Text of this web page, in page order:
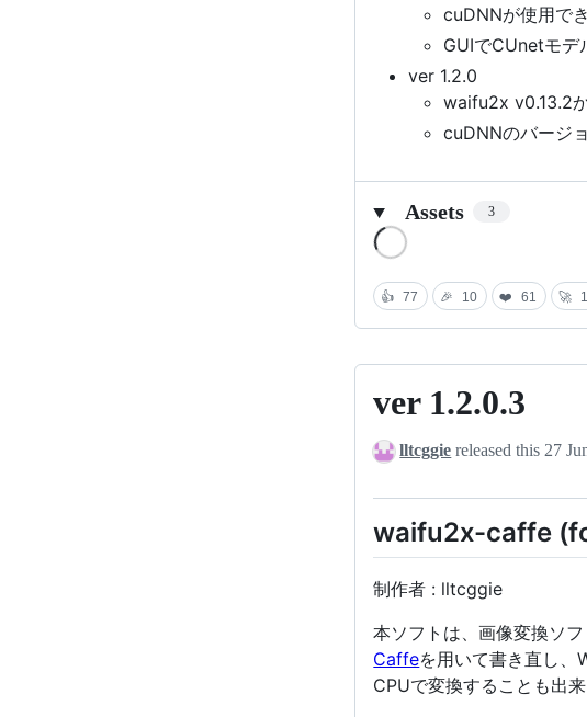
cuDNNが使用で
GUIでCUnetモデ
ver 1.2.0
waifu2x v0.13.2
cuDNNのバージ
Assets 3
👍 77 🎉 10 ❤️ 61 🚀
ver
ver 1.2.0.3
lltcggie released this 27
waifu2x-caffe
制作者 : lltcggie
本ソフトは、画像変換ソ
Caffeを用いて書き直し、
CPUで変換することも出